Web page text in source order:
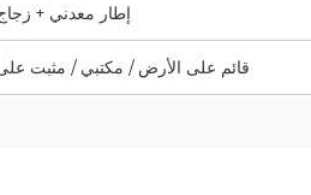
إطار معدني +
قائم على الأرض / مكتبي / مثبت